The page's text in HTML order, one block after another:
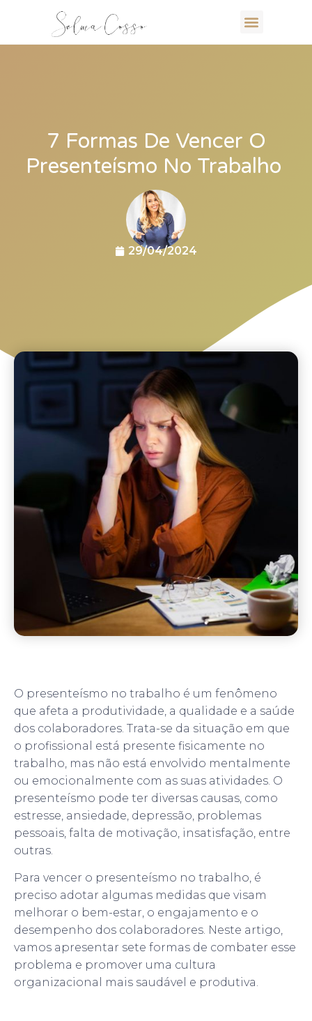
7 Formas De Vencer O
Presenteísmo No Trabalho
29/04/2024
O presenteísmo no trabalho é um fenômeno
que afeta a produtividade, a qualidade e a saúde
dos colaboradores. Trata-se da situação em que
o profissional está presente fisicamente no
trabalho, mas não está envolvido mentalmente
ou emocionalmente com as suas atividades. O
presenteísmo pode ter diversas causas, como
estresse, ansiedade, depressão, problemas
pessoais, falta de motivação, insatisfação, entre
outras.
Para vencer o presenteísmo no trabalho, é
preciso adotar algumas medidas que visam
melhorar o bem-estar, o engajamento e o
desempenho dos colaboradores. Neste artigo,
vamos apresentar sete formas de combater esse
problema e promover uma cultura
organizacional mais saudável e produtiva.